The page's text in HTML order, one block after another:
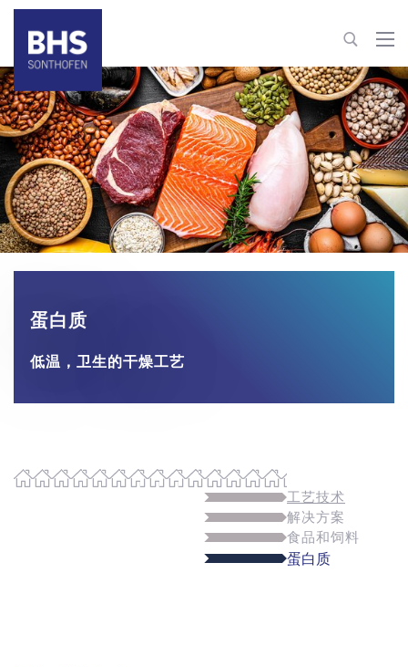
+86 21 610796-62 | -63
process-technology@bhs-sonthofen.cn
联系信息
蛋白质
低温，卫生的干燥工艺
工艺技术
解决方案
食品和饲料
蛋白质